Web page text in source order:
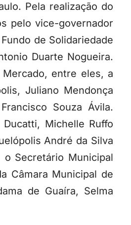
Pela realização do
pelo vice-governador
de Solidariedade
Duarte Nogueira.
entre eles, a
Juliano Mendonça
Souza Ávila.
Michelle Ruffo
André da Silva
Secretário Municipal
Câmara Municipal de
de Guaíra, Selma